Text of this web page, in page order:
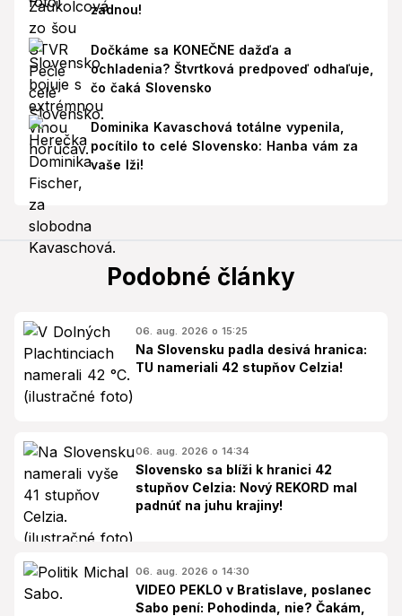
zadnou!
Dočkáme sa KONEČNE dažďa a
ochladenia? Štvrtková predpoveď odhaľuje,
čo čaká Slovensko
Dominika Kavaschová totálne vypenila,
pocítilo to celé Slovensko: Hanba vám za
vaše lži!
Podobné články
06. aug. 2026 o 15:25
Na Slovensku padla desivá hranica:
TU nameriali 42 stupňov Celzia!
06. aug. 2026 o 14:34
Slovensko sa blíži k hranici 42
stupňov Celzia: Nový REKORD mal
padnúť na juhu krajiny!
06. aug. 2026 o 14:30
VIDEO PEKLO v Bratislave, poslanec
Sabo pení: Pohodinda, nie? Čakám,